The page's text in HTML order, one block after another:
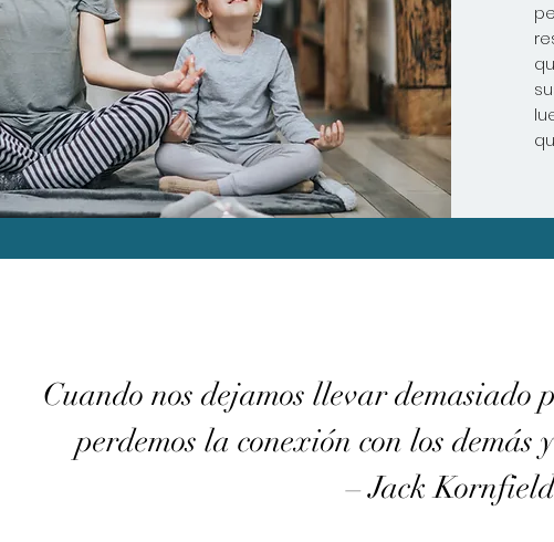
Cuando nos dejamos llevar demasiado
perdemos la conexión con los demás
– Jack Kornfield